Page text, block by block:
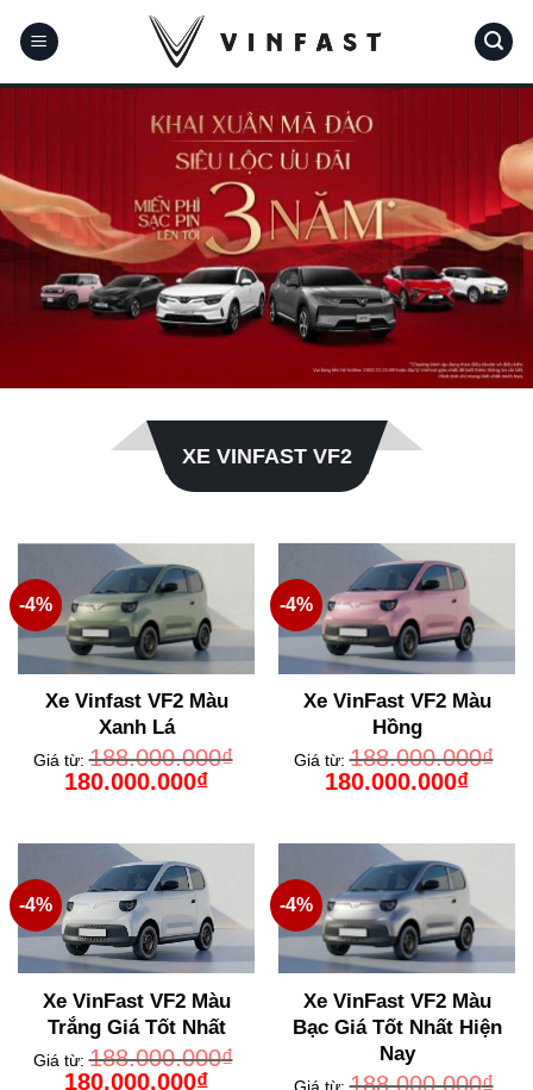
qua
XE VINFAST VF2
-4%
Xe Vinfast VF2 Màu
Xanh Lá
Giá từ:188.000.000₫
Giá
gốc
180.000.000₫Giá
hiện
-4%
Xe VinFast VF2 Màu
Hồng
Giá từ:188.000.000₫
Giá
gốc
180.000.000₫Giá
hiện
-4%
Xe VinFast VF2 Màu
Trắng Giá Tốt Nhất
Giá từ:188.000.000₫
Giá
180.000.000₫Giá
-4%
Xe VinFast VF2 Màu
Bạc Giá Tốt Nhất Hiện
Nay
188.000.000₫